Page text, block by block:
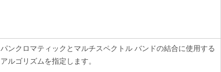
パンクロマティックとマルチスペクトル バンドの結合に使用する
アルゴリズムを指定します。